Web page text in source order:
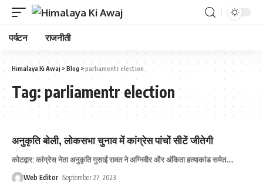
पर्यटन राजनीती
Himalaya Ki Awaj >Blog >parliamentr election
Tag: parliamentr election
अनुकृति बोली, लोकसभा चुनाव में कांग्रेस पांचों सीटें जीतेगी
कोटद्वार: कांग्रेस नेता अनुकृति गुसाईं रावत ने अग्निवीर और अंकिता हत्याकांड समेत…
Web Editor September 27, 2023